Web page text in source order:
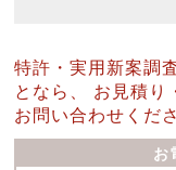
特許・実用新案調
となら、
お見積り
お問い合わせくだ
お